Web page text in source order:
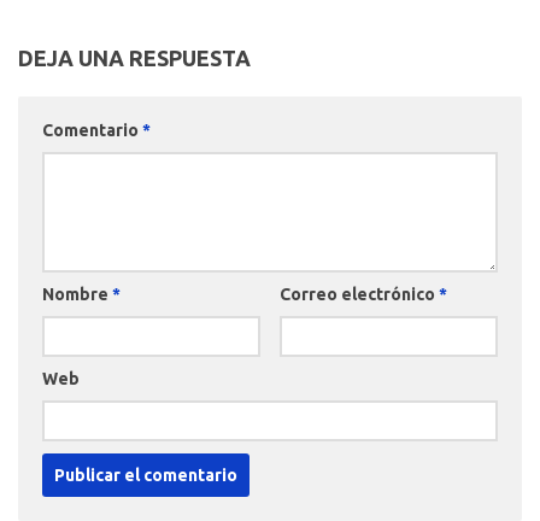
DEJA UNA RESPUESTA
Comentario *
Nombre * Correo electrónico *
Web